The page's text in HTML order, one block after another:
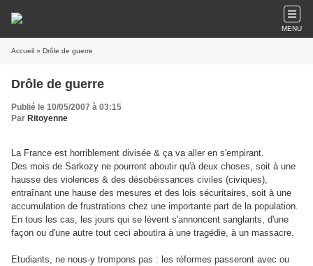
MENU
Accueil » Drôle de guerre
Drôle de guerre
Publié le 10/05/2007 à 03:15
Par Ritoyenne
La France est horriblement divisée & ça va aller en s'empirant.
Des mois de Sarkozy ne pourront aboutir qu'à deux choses, soit à une
hausse des violences & des désobéissances civiles (civiques),
entraînant une hause des mesures et des lois sécuritaires, soit à une
accumulation de frustrations chez une importante part de la population.
En tous les cas, les jours qui se lèvent s'annoncent sanglants, d'une
façon ou d'une autre tout ceci aboutira à une tragédie, à un massacre.
Etudiants, ne nous-y trompons pas : les réformes passeront avec ou